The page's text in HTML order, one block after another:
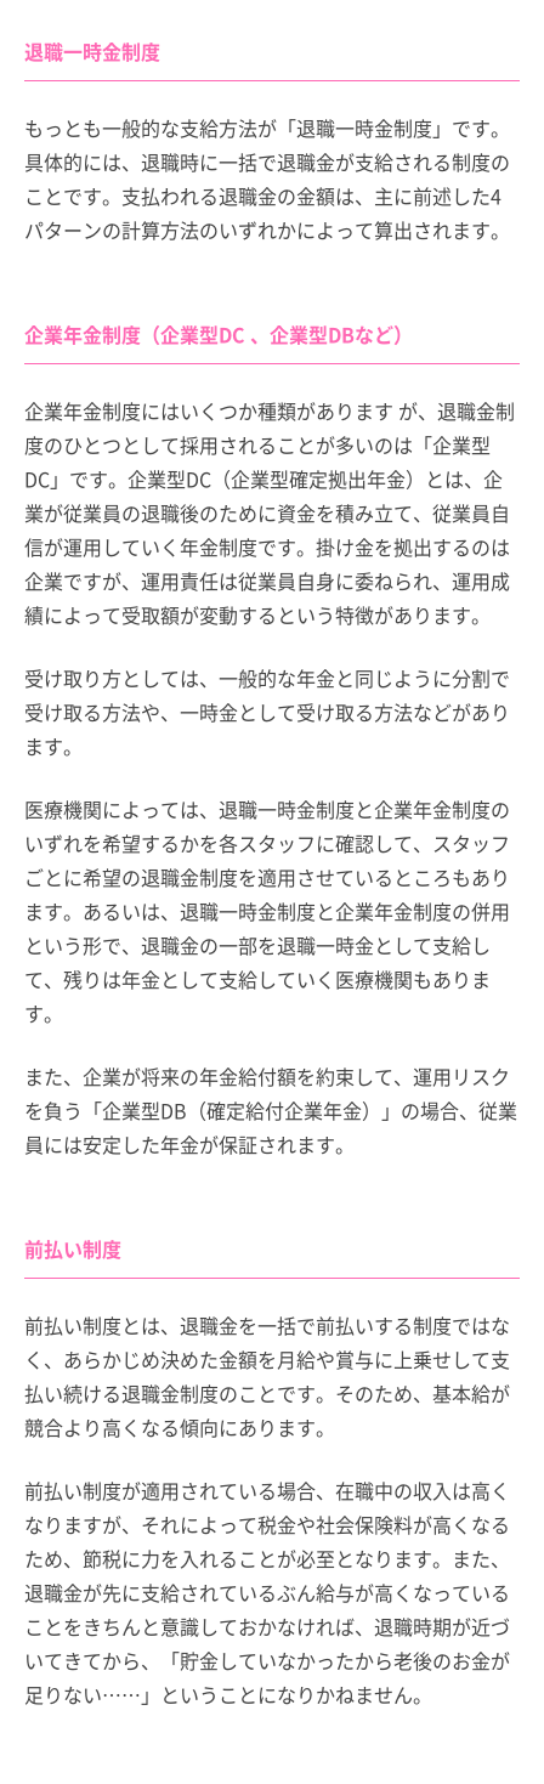
退職一時金制度
もっとも一般的な支給方法が「退職一時金制度」です。
具体的には、退職時に一括で退職金が支給される制度の
ことです。支払われる退職金の金額は、主に前述した4
パターンの計算方法のいずれかによって算出されます。
企業年金制度（企業型DC 、企業型DBなど）
企業年金制度にはいくつか種類があります が、退職金制
度のひとつとして採用されることが多いのは「企業型
DC」です。企業型DC（企業型確定拠出年金）とは、企
業が従業員の退職後のために資金を積み立て、従業員自
信が運用していく年金制度です。掛け金を拠出するのは
企業ですが、運用責任は従業員自身に委ねられ、運用成
績によって受取額が変動するという特徴があります。
受け取り方としては、一般的な年金と同じように分割で
受け取る方法や、一時金として受け取る方法などがあり
ます。
医療機関によっては、退職一時金制度と企業年金制度の
いずれを希望するかを各スタッフに確認して、スタッフ
ごとに希望の退職金制度を適用させているところもあり
ます。あるいは、退職一時金制度と企業年金制度の併用
という形で、退職金の一部を退職一時金として支給し
て、残りは年金として支給していく医療機関もありま
す。
また、企業が将来の年金給付額を約束して、運用リスク
を負う「企業型DB（確定給付企業年金）」の場合、従業
員には安定した年金が保証されます。
前払い制度
前払い制度とは、退職金を一括で前払いする制度ではな
く、あらかじめ決めた金額を月給や賞与に上乗せして支
払い続ける退職金制度のことです。そのため、基本給が
競合より高くなる傾向にあります。
前払い制度が適用されている場合、在職中の収入は高く
なりますが、それによって税金や社会保険料が高くなる
ため、節税に力を入れることが必至となります。また、
退職金が先に支給されているぶん給与が高くなっている
ことをきちんと意識しておかなければ、退職時期が近づ
いてきてから、「貯金していなかったから老後のお金が
足りない……」ということになりかねません。